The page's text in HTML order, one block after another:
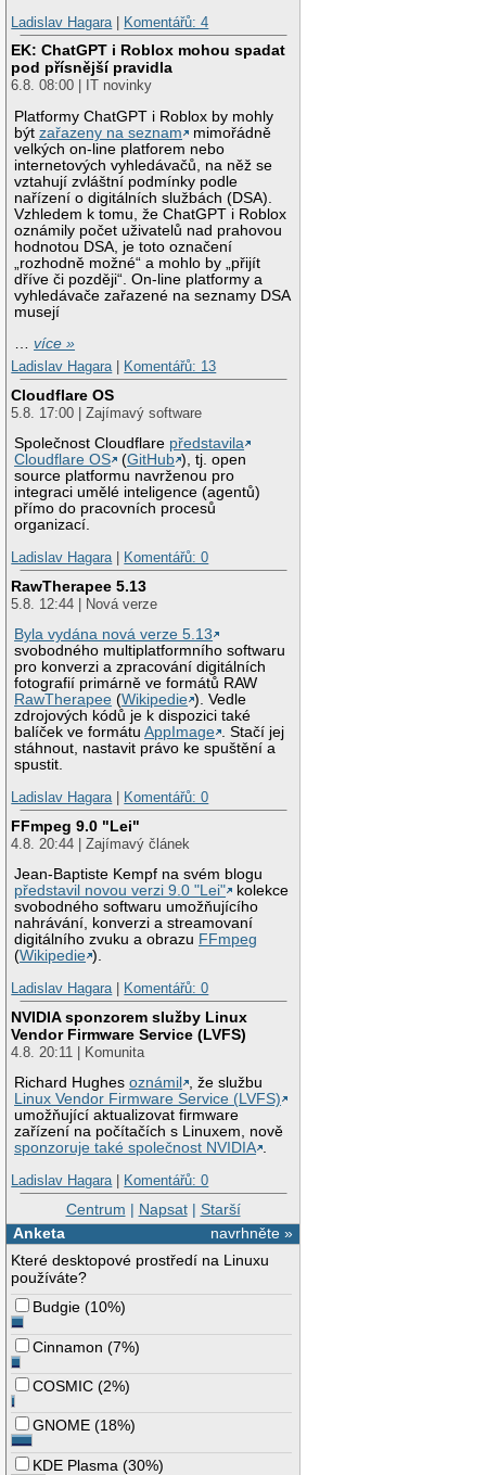
Ladislav Hagara | Komentářů: 4
EK: ChatGPT i Roblox mohou spadat
pod přísnější pravidla
6.8. 08:00 | IT novinky
Platformy ChatGPT i Roblox by mohly
býtzařazeny na seznam
mimořádně
velkých on-line platforem nebo
internetových vyhledávačů, na něž se
vztahují zvláštní podmínky podle
nařízení o digitálních službách (DSA).
Vzhledem k tomu, že ChatGPT i Roblox
oznámily počet uživatelů nad prahovou
hodnotou DSA, je toto označení
„rozhodně možné“ a mohlo by „přijít
dříve či později“. On-line platformy a
vyhledávače zařazené na seznamy DSA
musejí
…více »
Ladislav Hagara| Komentářů: 13
Cloudflare OS
5.8. 17:00 | Zajímavý software
Společnost Cloudflare představila
Cloudflare OS
(GitHub ), tj. open
source platformu navrženou pro
integraci umělé inteligence (agentů)
přímo do pracovních procesů
organizací.
Ladislav Hagara| Komentářů: 0
RawTherapee 5.13
5.8. 12:44 | Nová verze
Byla vydána nová verze 5.13
svobodného multiplatformního softwaru
pro konverzi a zpracování digitálních
fotografií primárně ve formátů RAW
RawTherapee (Wikipedie ). Vedle
zdrojových kódů je k dispozici také
balíček ve formátuAppImage . Stačí jej
stáhnout, nastavit právo ke spuštění a
spustit.
Ladislav Hagara| Komentářů: 0
FFmpeg 9.0 "Lei"
4.8. 20:44 | Zajímavý článek
Jean-Baptiste Kempf na svém blogu
představil novou verzi 9.0 "Lei"
kolekce
svobodného softwaru umožňujícího
nahrávání, konverzi a streamovaní
digitálního zvuku a obrazu FFmpeg
(Wikipedie ).
Ladislav Hagara| Komentářů: 0
NVIDIA sponzorem služby Linux
Vendor Firmware Service (LVFS)
4.8. 20:11 | Komunita
Richard Hughesoznámil
, že službu
Linux Vendor Firmware Service (LVFS)
umožňující aktualizovat firmware
zařízení na počítačích s Linuxem, nově
sponzoruje také společnost NVIDIA .
Ladislav Hagara| Komentářů: 0
Centrum | Napsat| Starší
navrhněte »
Anketa
Které desktopové prostředí na Linuxu
používáte?
Budgie (10%)
Cinnamon (7%)
COSMIC (2%)
GNOME (18%)
KDE Plasma (30%)